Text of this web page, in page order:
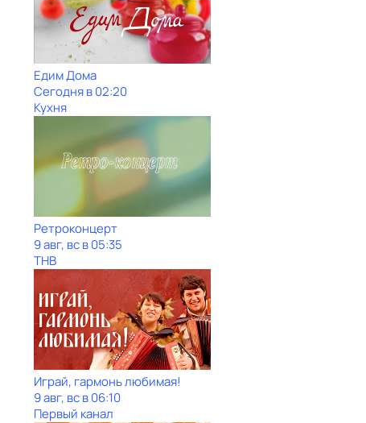
Едим Дома
Сегодня в 02:20
Кухня
Ретроконцерт
9 авг, вс в 05:35
ТНВ
Играй, гармонь любимая!
9 авг, вс в 06:10
Первый канал